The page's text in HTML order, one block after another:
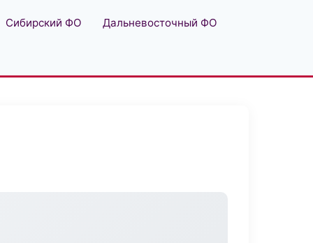
Сибирский ФО Дальневосточный ФО